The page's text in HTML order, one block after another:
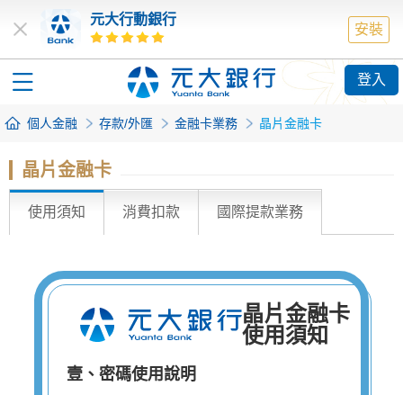
元大行動銀行
安裝
登入
個人金融 存款/外匯 金融卡業務 晶片金融卡
晶片金融卡
使用須知 消費扣款 國際提款業務
晶片金融卡
使用須知
壹、密碼使用說明